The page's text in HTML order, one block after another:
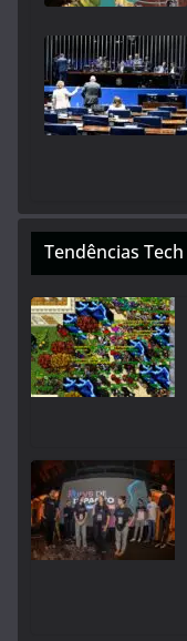
Tendências Tech